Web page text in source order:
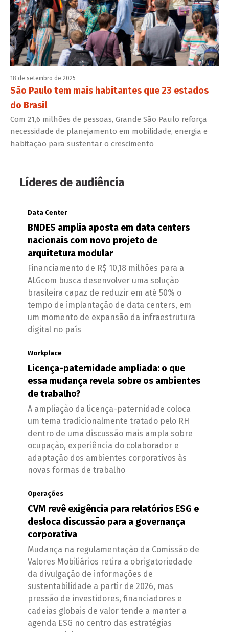
18 de setembro de 2025
São Paulo tem mais habitantes que 23 estados
do Brasil
Com 21,6 milhões de pessoas, Grande São Paulo reforça
necessidade de planejamento em mobilidade, energia e
habitação para sustentar o crescimento
Líderes de audiência
Data Center
BNDES amplia aposta em data centers
nacionais com novo projeto de
arquitetura modular
Financiamento de R$ 10,18 milhões para a
ALGcom busca desenvolver uma solução
brasileira capaz de reduzir em até 50% o
tempo de implantação de data centers, em
um momento de expansão da infraestrutura
digital no país
Workplace
Licença-paternidade ampliada: o que
essa mudança revela sobre os ambientes
de trabalho?
A ampliação da licença-paternidade coloca
um tema tradicionalmente tratado pelo RH
dentro de uma discussão mais ampla sobre
ocupação, experiência do colaborador e
adaptação dos ambientes corporativos às
novas formas de trabalho
Operações
CVM revê exigência para relatórios ESG e
desloca discussão para a governança
corporativa
Mudança na regulamentação da Comissão de
Valores Mobiliários retira a obrigatoriedade
da divulgação de informações de
sustentabilidade a partir de 2026, mas
pressão de investidores, financiadores e
cadeias globais de valor tende a manter a
agenda ESG no centro das estratégias